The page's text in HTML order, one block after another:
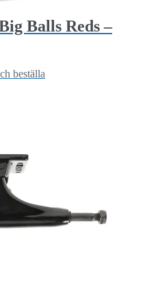
Balls Reds –
beställa